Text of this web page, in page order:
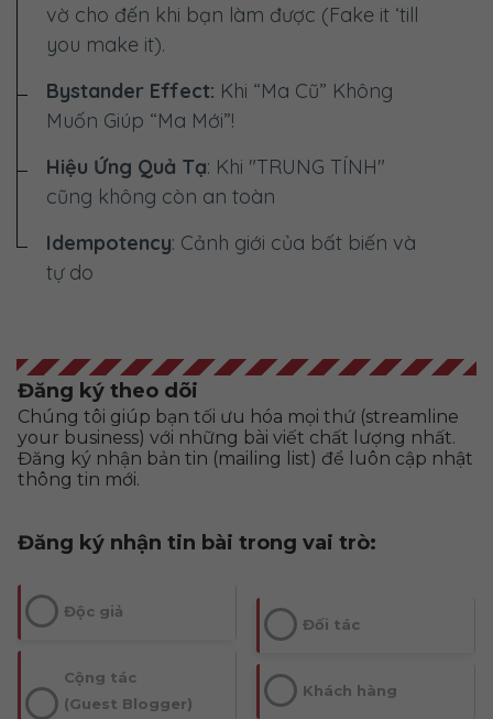
vờ cho đến khi bạn làm được (Fake it ‘till
you make it).
Bystander Effect: Khi “Ma Cũ” Không
Muốn Giúp “Ma Mới”!
Hiệu Ứng Quả Tạ: Khi "TRUNG TÍNH"
cũng không còn an toàn
Idempotency: Cảnh giới của bất biến và
tự do
Đăng ký theo dõi
Chúng tôi giúp bạn tối ưu hóa mọi thứ (streamline
your business) với những bài viết chất lượng nhất.
Đăng ký nhận bản tin (mailing list) để luôn cập nhật
thông tin mới.
Đăng ký nhận tin bài trong vai trò:
Độc giả
Cộng tác
(Guest Blogger)
Đối tác
Khách hàng